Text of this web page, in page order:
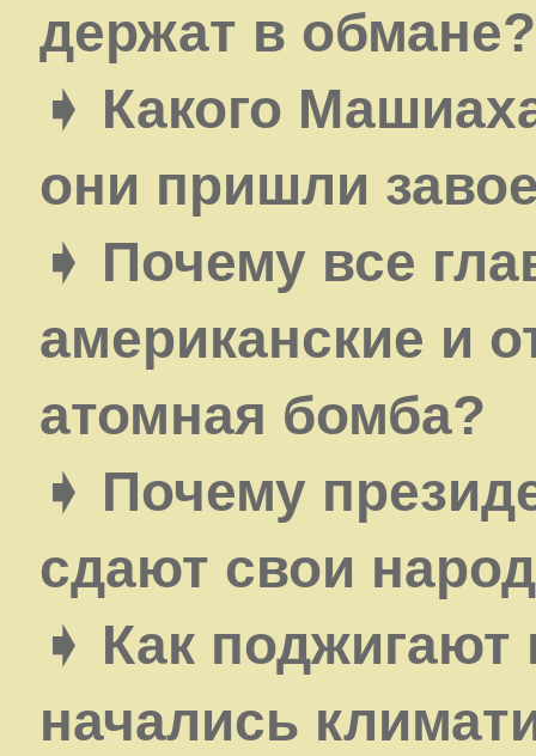
держат в обмане?
➧ Какого
они пришли
➧ Почему все
американские и
атомная бомба?
➧ Почему
сдают свои
➧ Как поджигают
начались